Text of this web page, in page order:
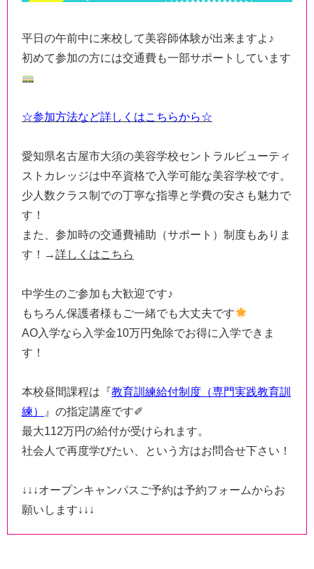
平日の午前中に来校して美容師体験が出来ますよ♪
初めて参加の方には交通費も一部サポートしています
☆参加方法など詳しくはこちらから☆
愛知県名古屋市大須の美容学校セントラルビューティ
ストカレッジは中卒資格で入学可能な美容学校です。
少人数クラス制での丁寧な指導と学費の安さも魅力で
す！
また、参加時の交通費補助（サポート）制度もありま
す！→詳しくはこちら
中学生のご参加も大歓迎です♪
もちろん保護者様もご一緒でも大丈夫です
AO入学なら入学金10万円免除でお得に入学できま
す！
本校昼間課程は『教育訓練給付制度（専門実践教育訓
練）
』の指定講座です✐
最大112万円の給付が受けられます。
社会人で再度学びたい、という方はお問合せ下さい！
↓↓↓オープンキャンパスご予約は予約フォームからお
願いします↓↓↓